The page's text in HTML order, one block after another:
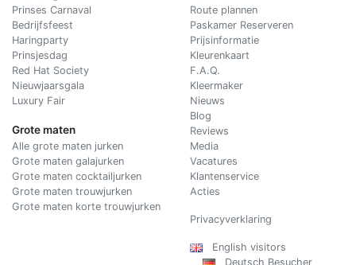
Prinses Carnaval
Bedrijfsfeest
Haringparty
Prinsjesdag
Red Hat Society
Nieuwjaarsgala
Luxury Fair
Grote maten
Alle grote maten jurken
Grote maten galajurken
Grote maten cocktailjurken
Grote maten trouwjurken
Grote maten korte trouwjurken
Route plannen
Paskamer Reserveren
Prijsinformatie
Kleurenkaart
F.A.Q.
Kleermaker
Nieuws
Blog
Reviews
Media
Vacatures
Klantenservice
Acties
Privacyverklaring
English visitors
Deutsch Besucher